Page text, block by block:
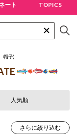
ート TOPICS
帽子)
人気順
さらに絞り込む